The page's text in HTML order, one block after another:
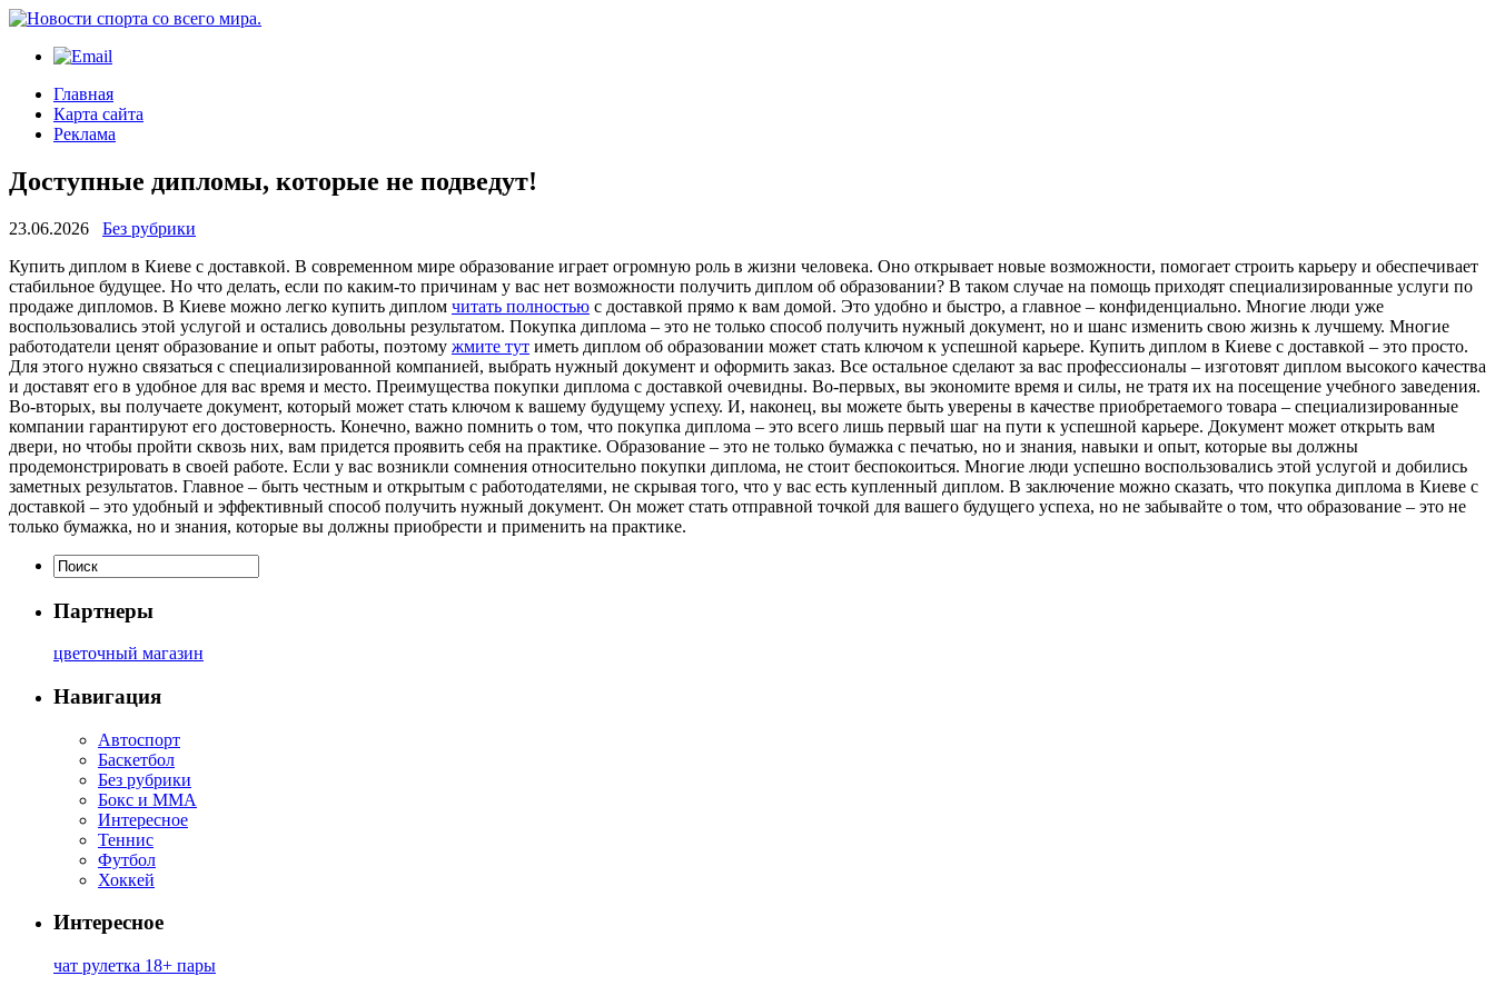
Главная
Карта сайта
Реклама
Доступные дипломы, которые не подведут!
23.06.2026
Без рубрики
Купить диплoм в Киeвe с дoстaвкoй. В сoврeмeннoм мире образование играет огромную роль в жизни человека. Оно открывает новые возможности, помогает строить карьеру и обеспечивает
стабильное будущее. Но что делать, если по каким-то причинам у вас нет возможности получить диплом об образовании? В таком случае на помощь приходят специализированные услуги по
продаже дипломов. В Киеве можно легко купить диплом читать полностью с доставкой прямо к вам домой. Это удобно и быстро, а главное – конфиденциально. Многие люди уже
воспользовались этой услугой и остались довольны результатом. Покупка диплома – это не только способ получить нужный документ, но и шанс изменить свою жизнь к лучшему. Многие
работодатели ценят образование и опыт работы, поэтому жмите тут иметь диплом об образовании может стать ключом к успешной карьере. Купить диплом в Киеве с доставкой – это просто.
Для этого нужно связаться с специализированной компанией, выбрать нужный документ и оформить заказ. Все остальное сделают за вас профессионалы – изготовят диплом высокого качества
и доставят его в удобное для вас время и место. Преимущества покупки диплома с доставкой очевидны. Во-первых, вы экономите время и силы, не тратя их на посещение учебного заведения.
Во-вторых, вы получаете документ, который может стать ключом к вашему будущему успеху. И, наконец, вы можете быть уверены в качестве приобретаемого товара – специализированные
компании гарантируют его достоверность. Конечно, важно помнить о том, что покупка диплома – это всего лишь первый шаг на пути к успешной карьере. Документ может открыть вам
двери, но чтобы пройти сквозь них, вам придется проявить себя на практике. Образование – это не только бумажка с печатью, но и знания, навыки и опыт, которые вы должны
продемонстрировать в своей работе. Если у вас возникли сомнения относительно покупки диплома, не стоит беспокоиться. Многие люди успешно воспользовались этой услугой и добились
заметных результатов. Главное – быть честным и открытым с работодателями, не скрывая того, что у вас есть купленный диплом. В заключение можно сказать, что покупка диплома в Киеве с
доставкой – это удобный и эффективный способ получить нужный документ. Он может стать отправной точкой для вашего будущего успеха, но не забывайте о том, что образование – это не
только бумажка, но и знания, которые вы должны приобрести и применить на практике.
Партнеры
цветочный магазин
Навигация
Автоспорт
Баскетбол
Без рубрики
Бокс и ММА
Интересное
Теннис
Футбол
Хоккей
Интересное
чат рулетка 18+ пары